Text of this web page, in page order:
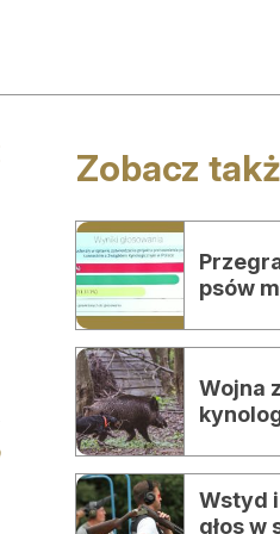
(PDF)
drobne
Zobacz
psów
​Wojna
Wstyd
głos w